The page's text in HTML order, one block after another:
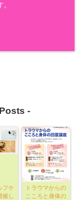
-
フケ
催し
トラウマからの
こころと身体の